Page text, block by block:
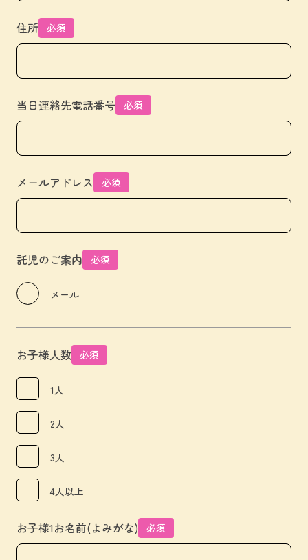
住所 必須
当日連絡先電話番号 必須
メールアドレス 必須
託児のご案内 必須
メール
お子様人数 必須
1人
2人
3人
4人以上
お子様1お名前(よみがな) 必須